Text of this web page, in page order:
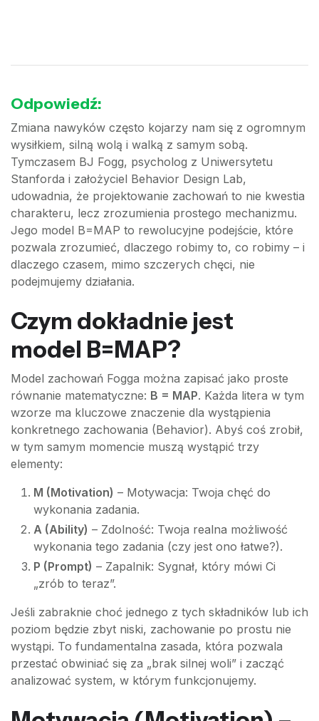
Odpowiedź:
Zmiana nawyków często kojarzy nam się z ogromnym
wysiłkiem, silną wolą i walką z samym sobą.
Tymczasem BJ Fogg, psycholog z Uniwersytetu
Stanforda i założyciel Behavior Design Lab,
udowadnia, że projektowanie zachowań to nie kwestia
charakteru, lecz zrozumienia prostego mechanizmu.
Jego model B=MAP to rewolucyjne podejście, które
pozwala zrozumieć, dlaczego robimy to, co robimy – i
dlaczego czasem, mimo szczerych chęci, nie
podejmujemy działania.
Czym dokładnie jest
model B=MAP?
Model zachowań Fogga można zapisać jako proste
równanie matematyczne: B = MAP. Każda litera w tym
wzorze ma kluczowe znaczenie dla wystąpienia
konkretnego zachowania (Behavior). Abyś coś zrobił,
w tym samym momencie muszą wystąpić trzy
elementy:
M (Motivation) – Motywacja: Twoja chęć do
wykonania zadania.
A (Ability) – Zdolność: Twoja realna możliwość
wykonania tego zadania (czy jest ono łatwe?).
P (Prompt) – Zapalnik: Sygnał, który mówi Ci
„zrób to teraz”.
Jeśli zabraknie choć jednego z tych składników lub ich
poziom będzie zbyt niski, zachowanie po prostu nie
wystąpi. To fundamentalna zasada, która pozwala
przestać obwiniać się za „brak silnej woli” i zacząć
analizować system, w którym funkcjonujemy.